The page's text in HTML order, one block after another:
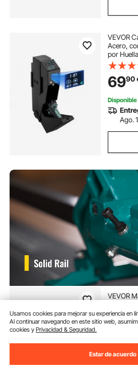
VEVOR
Acero,
por
Llave,
Pantalla y
Pistola y
6990
Disponible
Ago.
VEVOR
Cortador
Corte
129
Usamos cookies para mejorar su experiencia en
Al continuar navegando en este sitio web,
cookies yPrivacidad & Seguridad.
Estar de acuerdo